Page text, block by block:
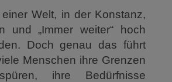
Welt, in der Konstanz,
und „Immer weiter“ hoch
Doch genau das führt
Menschen ihre Grenzen
ihre Bedürfnisse